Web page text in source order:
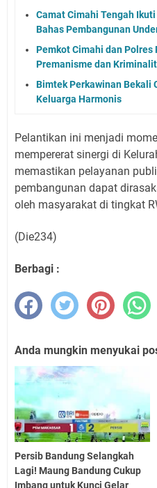
Camat Cimahi Tengah
Bahas Pembangunan
Pemkot Cimahi dan
Premanisme dan
Bimtek Perkawinan Bekali
Keluarga Harmonis
​Pelantikan ini menjadi
mempererat sinergi di
memastikan pelayanan
pembangunan dapat
oleh masyarakat di tingkat
(Die234)
Berbagi :
Anda mungkin menyukai
Persib Bandung Selangkah
Lagi! Maung Bandung Cukup
Imbang untuk Kunci Gelar